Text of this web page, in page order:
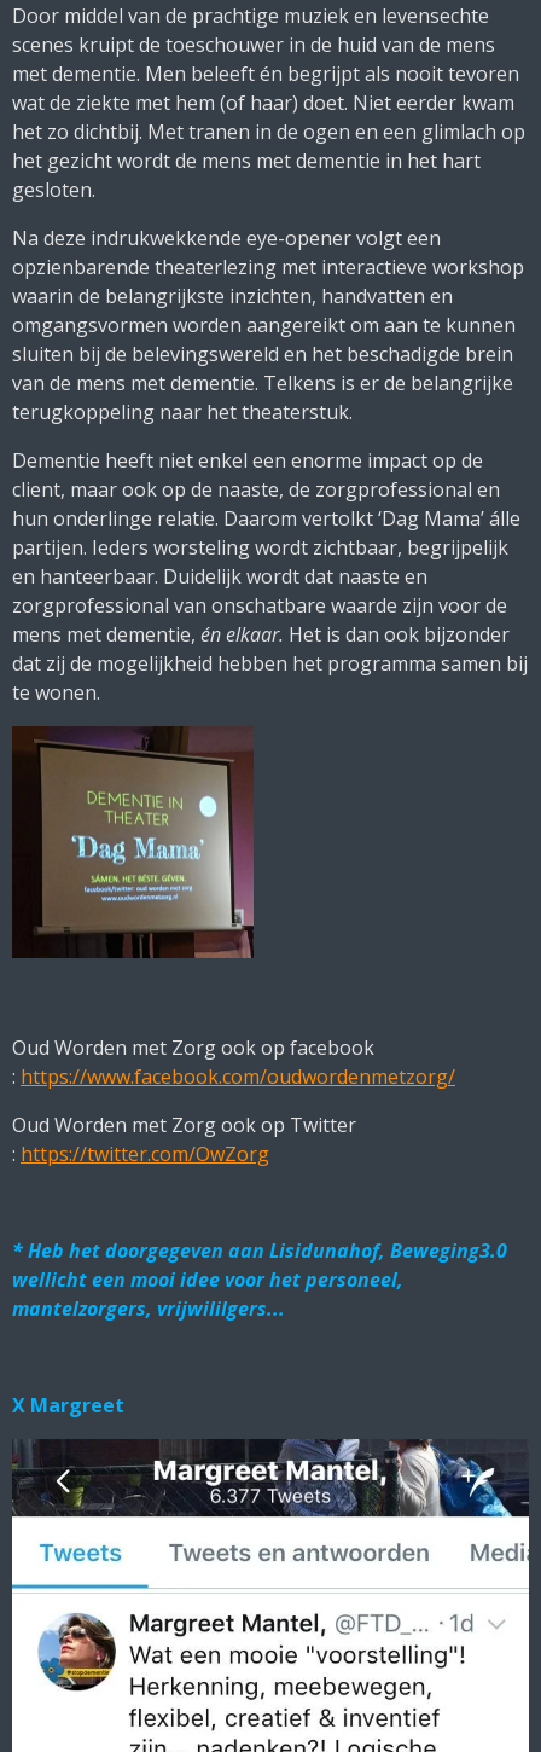
Door middel van de prachtige muziek en levensechte
scenes kruipt de toeschouwer in de huid van de mens
met dementie. Men beleeft én begrijpt als nooit tevoren
wat de ziekte met hem (of haar) doet. Niet eerder kwam
het zo dichtbij. Met tranen in de ogen en een glimlach op
het gezicht wordt de mens met dementie in het hart
gesloten.
Na deze indrukwekkende eye-opener volgt een
opzienbarende theaterlezing met interactieve workshop
waarin de belangrijkste inzichten, handvatten en
omgangsvormen worden aangereikt om aan te kunnen
sluiten bij de belevingswereld en het beschadigde brein
van de mens met dementie. Telkens is er de belangrijke
terugkoppeling naar het theaterstuk.
Dementie heeft niet enkel een enorme impact op de
client, maar ook op de naaste, de zorgprofessional en
hun onderlinge relatie. Daarom vertolkt ‘Dag Mama’ álle
partijen. Ieders worsteling wordt zichtbaar, begrijpelijk
en hanteerbaar. Duidelijk wordt dat naaste en
zorgprofessional van onschatbare waarde zijn voor de
mens met dementie, én elkaar. Het is dan ook bijzonder
dat zij de mogelijkheid hebben het programma samen bij
te wonen.
Oud Worden met Zorg ook op facebook
: https://www.facebook.com/oudwordenmetzorg/
Oud Worden met Zorg ook op Twitter
: https://twitter.com/OwZorg
* Heb het doorgegeven aan Lisidunahof, Beweging3.0
wellicht een mooi idee voor het personeel,
mantelzorgers, vrijwililgers...
X Margreet